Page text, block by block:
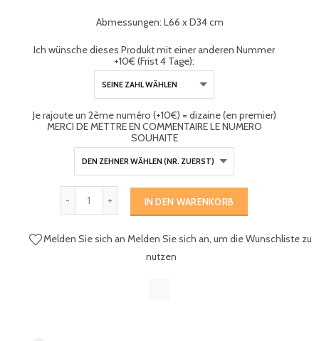
Abmessungen: L66 x D34 cm
Ich wünsche dieses Produkt mit einer anderen Nummer
+10€ (Frist 4 Tage):
Je rajoute un 2ème numéro (+10€) = dizaine (en premier)
MERCI DE METTRE EN COMMENTAIRE LE NUMERO
SOUHAITE
IN DEN WARENKORB
Melden Sie sich an Melden Sie sich an, um die Wunschliste zu
nutzen